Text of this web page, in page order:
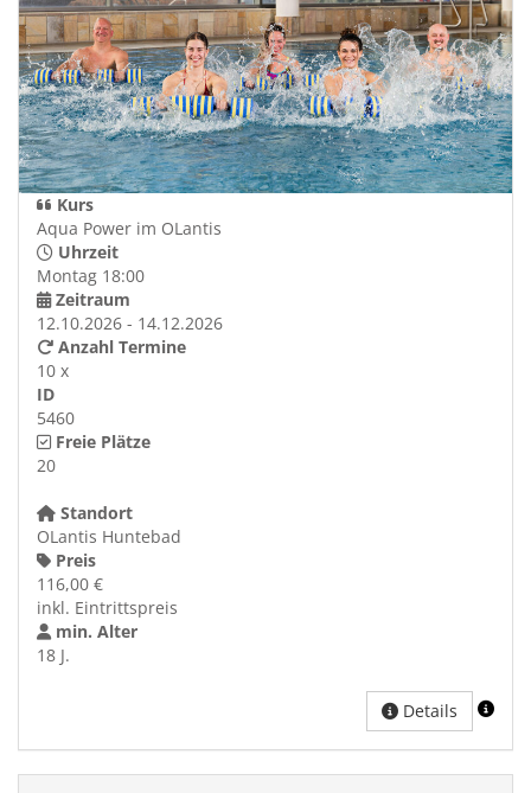
Kurs
Aqua Power im OLantis
Uhrzeit
Montag 18:00
Zeitraum
12.10.2026 - 14.12.2026
Anzahl Termine
10 x
ID
5460
Freie Plätze
20
Standort
OLantis Huntebad
Preis
116,00 €
inkl. Eintrittspreis
min. Alter
18 J.
Details